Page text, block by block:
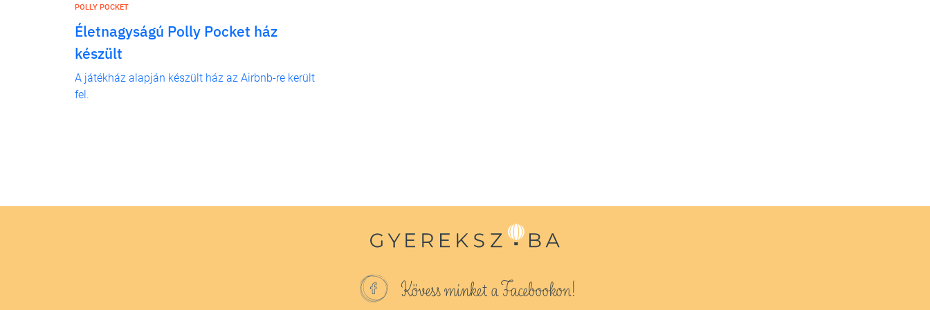
POLLY POCKET
Életnagyságú Polly Pocket ház
készült
A játékház alapján készült ház az Airbnb-re került
fel.
Kövess minket a Facebookon!